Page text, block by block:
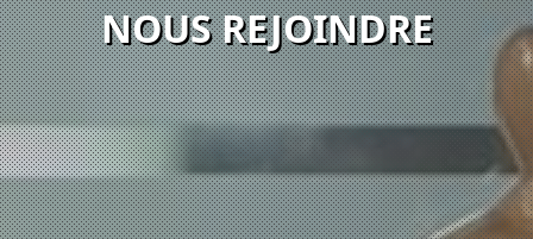
NOUS REJOINDRE